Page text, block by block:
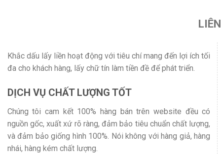
Khắc dấu lấy liền hoạt động với tiêu chí mang đến lợi ích tối
đa cho khách hàng, lấy chữ tín làm tiền đề để phát triển.
DỊCH VỤ CHẤT LƯỢNG TỐT
Chúng tôi cam kết 100% hàng bán trên website đều có
nguồn gốc, xuất xứ rõ ràng, đảm bảo tiêu chuẩn chất lượng,
và đảm bảo giống hình 100%. Nói không với hàng giả, hàng
nhái, hàng kém chất lượng.